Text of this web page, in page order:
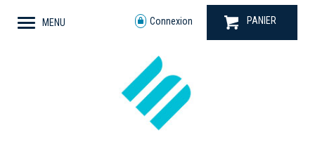
MENU Connexion PANIER